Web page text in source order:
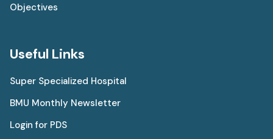
Objectives
Useful Links
Super Specialized Hospital
BMU Monthly Newsletter
Login for PDS